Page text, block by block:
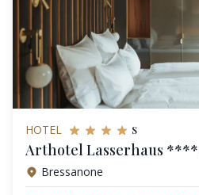
HOTEL s
Arthotel Lasserhaus ****
Bressanone